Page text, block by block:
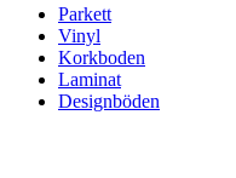
Parkett
Vinyl
Korkboden
Laminat
Designböden